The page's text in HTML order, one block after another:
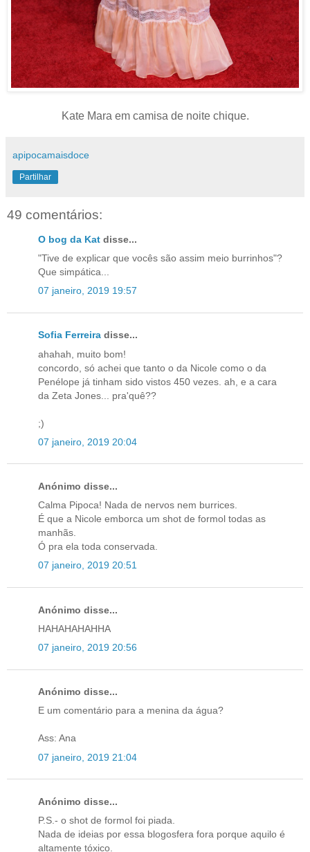
Kate Mara em camisa de noite chique.
apipocamaisdoce
Partilhar
49 comentários:
O bog da Kat disse...
"Tive de explicar que vocês são assim meio burrinhos"?
Que simpática...
07 janeiro, 2019 19:57
Sofia Ferreira disse...
ahahah, muito bom!
concordo, só achei que tanto o da Nicole como o da
Penélope já tinham sido vistos 450 vezes. ah, e a cara
da Zeta Jones... pra'quê??
;)
07 janeiro, 2019 20:04
Anónimo disse...
Calma Pipoca! Nada de nervos nem burrices.
É que a Nicole emborca um shot de formol todas as
manhãs.
Ó pra ela toda conservada.
07 janeiro, 2019 20:51
Anónimo disse...
HAHAHAHAHHA
07 janeiro, 2019 20:56
Anónimo disse...
E um comentário para a menina da água?
Ass: Ana
07 janeiro, 2019 21:04
Anónimo disse...
P.S.- o shot de formol foi piada.
Nada de ideias por essa blogosfera fora porque aquilo é
altamente tóxico.